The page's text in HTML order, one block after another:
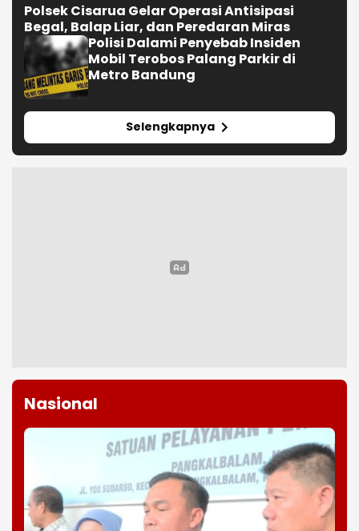
Polsek Cisarua Gelar Operasi Antisipasi
Begal, Balap Liar, dan Peredaran Miras
Polisi Dalami Penyebab Insiden
Mobil Terobos Palang Parkir di
Metro Bandung
Selengkapnya
Nasional